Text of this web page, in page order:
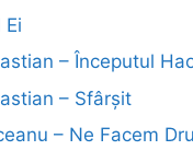
Ei
– Începutul
– Sfârșit
– Ne Facem